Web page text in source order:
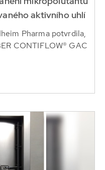
aktivního uhlí
Pharma potvrdila,
CONTIFLOW® GAC